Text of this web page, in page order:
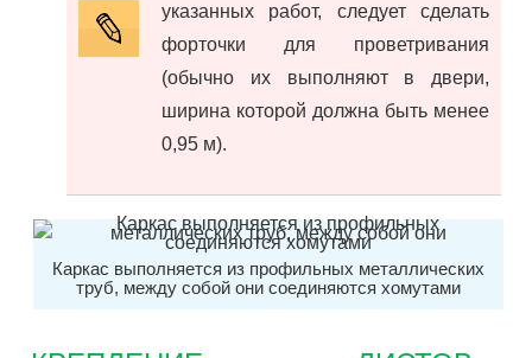
указанных работ, следует сделать
форточки для проветривания
(обычно их выполняют в двери,
ширина которой должна быть менее
0,95 м).
Каркас выполняется из профильных металлических
труб, между собой они соединяются хомутами